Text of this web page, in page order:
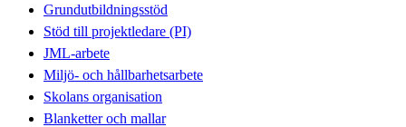
Grundutbildningsstöd
Stöd till projektledare (PI)
JML-arbete
Miljö- och hållbarhetsarbete
Skolans organisation
Blanketter och mallar